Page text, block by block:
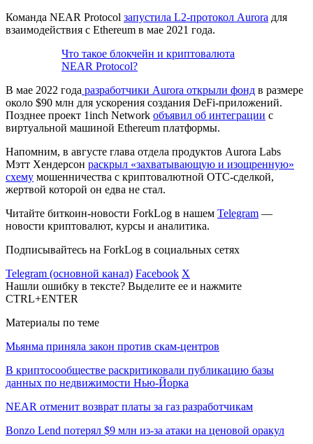
Команда NEAR Protocol запустила L2-протокол Aurora для
взаимодействия с Ethereum в мае 2021 года.
Что такое блокчейн и криптовалюта
NEAR Protocol?
В мае 2022 года разработчики Aurora открыли фонд в размере
около $90 млн для ускорения создания DeFi-приложений.
Позднее проект 1inch Network объявил об интеграции с
виртуальной машиной Ethereum платформы.
Напомним, в августе глава отдела продуктов Aurora Labs
Мэтт Хендерсон раскрыл «захватывающую и изощренную»
схему мошенничества с криптовалютной OTC-сделкой,
жертвой которой он едва не стал.
Читайте биткоин-новости ForkLog в нашем Telegram —
новости криптовалют, курсы и аналитика.
Подписывайтесь на ForkLog в социальных сетях
Telegram (основной канал) Facebook X
Нашли ошибку в тексте? Выделите ее и нажмите
CTRL+ENTER
Материалы по теме
Мьянма приняла закон против скам-центров
В криптосообществе раскритиковали публикацию базы
данных по недвижимости Нью-Йорка
NEAR отменит возврат платы за газ разработчикам
Bonzo Lend потерял $9 млн из-за атаки на ценовой оракул